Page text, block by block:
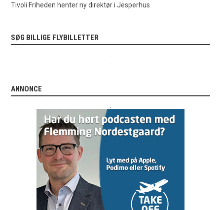
Tivoli Friheden henter ny direktør i Jesperhus
SØG BILLIGE FLYBILLETTER
ANNONCE